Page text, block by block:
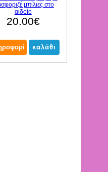
μπίλιες στο
αιδοίο
20.00€